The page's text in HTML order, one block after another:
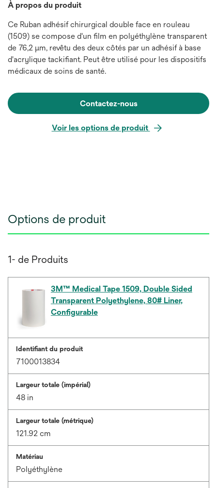
À propos du produit
Ce Ruban adhésif chirurgical double face en rouleau
(1509) se compose d'un film en polyéthylène transparent
de 76,2 µm, revêtu des deux côtés par un adhésif à base
d'acrylique tackifiant. Peut être utilisé pour les dispositifs
médicaux de soins de santé.
Contactez-nous
Voir les options de produit
Options de produit
1- de Produits
3M™ Medical Tape 1509, Double Sided
Transparent Polyethylene, 80# Liner,
Configurable
Identifiant du produit
7100013834
Largeur totale (impérial)
48 in
Largeur totale (métrique)
121.92 cm
Matériau
Polyéthylène